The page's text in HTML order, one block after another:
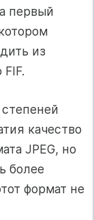
первый
из
качество
JPEG, но
более
формат не